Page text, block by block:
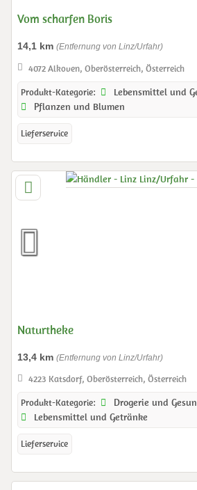
Vom scharfen Boris
14,1 km (Entfernung von Linz/Urfahr)
4072 Alkoven, Oberösterreich, Österreich
Produkt-Kategorie:
Lebensmittel und
Pflanzen und Blumen
Lieferservice
Naturtheke
13,4 km (Entfernung von Linz/Urfahr)
4223 Katsdorf, Oberösterreich, Österreich
Produkt-Kategorie:
Drogerie und
Lebensmittel und Getränke
Lieferservice